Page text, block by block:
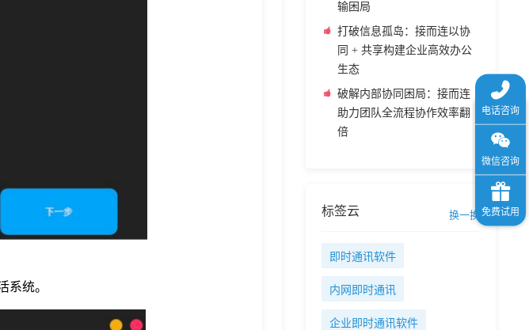
系统。
输困局
打破信息孤岛：接而连以协
同 + 共享构建企业高效办公
生态
破解内部协同困局：接而连
助力团队全流程协作效率翻
倍
标签云 换一换
即时通讯软件
内网即时通讯
企业即时通讯软件